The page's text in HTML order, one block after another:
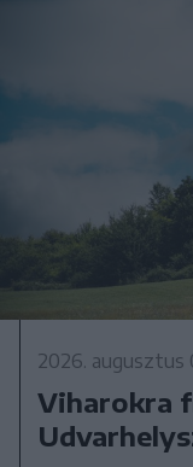
2026. augusztus
Viharokra